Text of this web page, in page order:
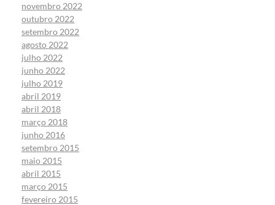
novembro 2022
outubro 2022
setembro 2022
agosto 2022
julho 2022
junho 2022
julho 2019
abril 2019
abril 2018
março 2018
junho 2016
setembro 2015
maio 2015
abril 2015
março 2015
fevereiro 2015